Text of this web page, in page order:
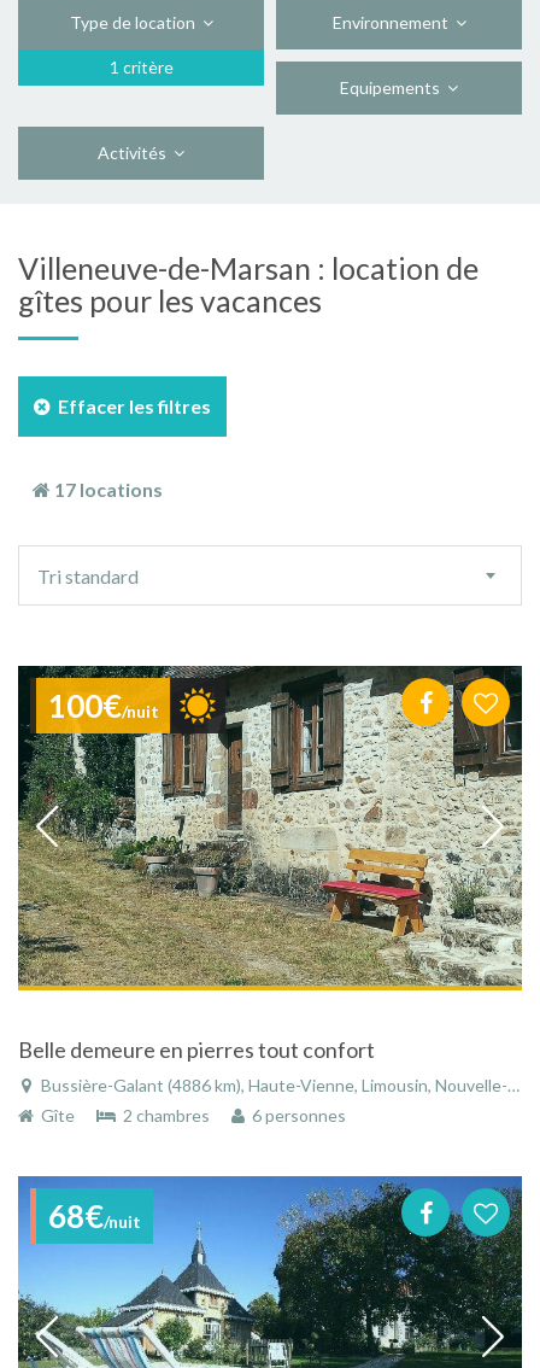
Type de location
1 critère
Environnement
Equipements
Activités
Villeneuve-de-Marsan : location de
gîtes pour les vacances
Effacer les filtres
17 locations
tri
Tri standard
100€/nuit
Belle demeure en pierres tout confort
Bussière-Galant (4886 km), Haute-Vienne, Limousin, Nouvelle-Aquitaine, France
Gîte
2 chambres 6 personnes
68€/nuit